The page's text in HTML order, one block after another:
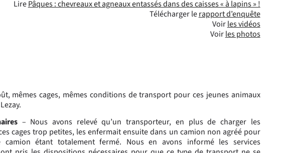
LirePâques : chevreaux et agneaux entassés dans des caisses « à lapins » !
Télécharger lerapport d’enquête
Voirles vidéos
Voirles photos
mêmes cages, mêmes conditions de transport pour ces jeunes animaux
– Nous avons relevé qu’un transporteur, en plus de charger les
cages trop petites, les enfermait ensuite dans un camion non agréé pour
étant totalement fermé. Nous en avons informé les services